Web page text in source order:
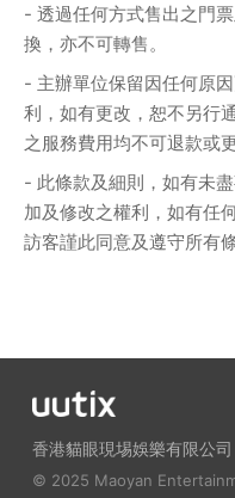
- 透過任何方式售出之門
換，亦不可轉售。
- 主辦單位保留因任何原
利，如有更改，恕不另行
之服務費用均不可退款或更
- 此條款及細則，如有未
加及修改之權利，如有任
訪客謹此同意及遵守所有
香港貓眼現埸娛樂有限公司
© 2025 Maoyan